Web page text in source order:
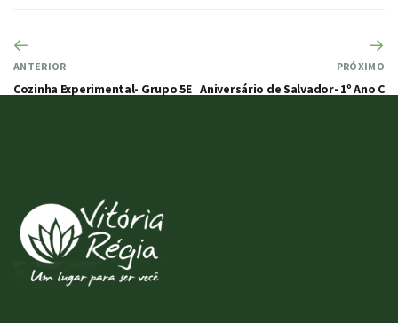
ANTERIOR
Cozinha Experimental- Grupo 5E
PRÓXIMO
Aniversário de Salvador- 1º Ano C